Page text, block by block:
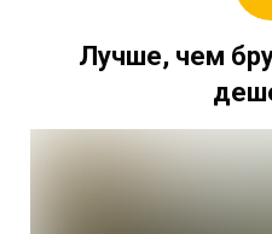
Лучше, чем